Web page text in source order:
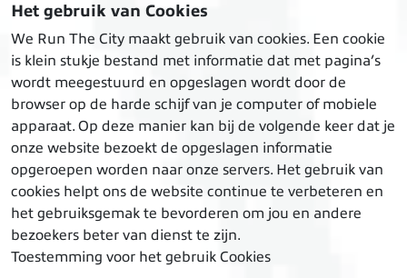
Het gebruik van Cookies
We Run The City maakt gebruik van cookies. Een cookie
is klein stukje bestand met informatie dat met pagina’s
wordt meegestuurd en opgeslagen wordt door de
browser op de harde schijf van je computer of mobiele
apparaat. Op deze manier kan bij de volgende keer dat je
onze website bezoekt de opgeslagen informatie
opgeroepen worden naar onze servers. Het gebruik van
cookies helpt ons de website continue te verbeteren en
het gebruiksgemak te bevorderen om jou en andere
bezoekers beter van dienst te zijn.
Toestemming voor het gebruik Cookies